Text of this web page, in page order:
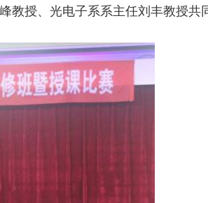
教授、光电子系系主任刘丰教授共